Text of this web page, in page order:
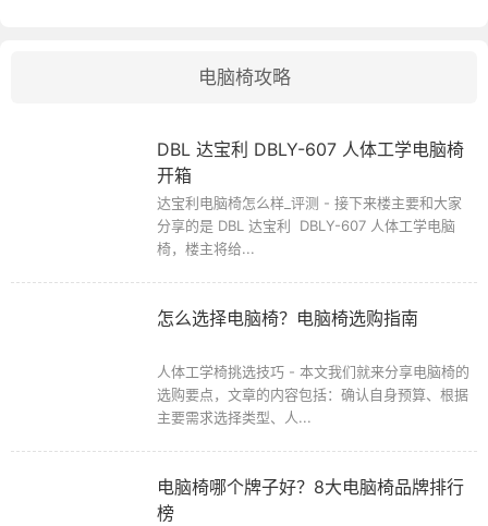
电脑椅攻略
DBL 达宝利 DBLY-607 人体工学电脑椅
开箱
达宝利电脑椅怎么样_评测 - 接下来楼主要和大家
分享的是 DBL 达宝利 DBLY-607 人体工学电脑
椅，楼主将给...
怎么选择电脑椅？电脑椅选购指南
人体工学椅挑选技巧 - 本文我们就来分享电脑椅的
选购要点，文章的内容包括：确认自身预算、根据
主要需求选择类型、人...
电脑椅哪个牌子好？8大电脑椅品牌排行
榜